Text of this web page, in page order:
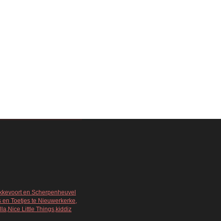
en Scherpenheuvel
Toetjes te Nieuwerkerke,
Little Things,kiddiz